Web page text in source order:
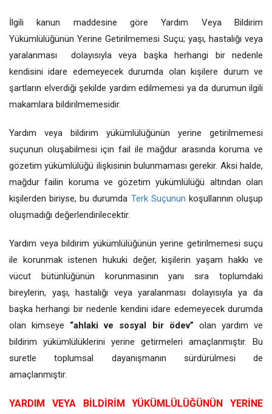
İlgili kanun maddesine göre Yardım Veya Bildirim
Yükümlülüğünün Yerine Getirilmemesi Suçu; yaşı, hastalığı veya
yaralanması dolayısıyla veya başka herhangi bir nedenle
kendisini idare edemeyecek durumda olan kişilere durum ve
şartların elverdiği şekilde yardım edilmemesi ya da durumun ilgili
makamlara bildirilmemesidir.
Yardım veya bildirim yükümlülüğünün yerine getirilmemesi
suçunun oluşabilmesi için fail ile mağdur arasında koruma ve
gözetim yükümlülüğü ilişkisinin bulunmaması gerekir. Aksi halde,
mağdur failin koruma ve gözetim yükümlülüğü altından olan
kişilerden biriyse, bu durumda Terk Suçunun koşullarının oluşup
oluşmadığı değerlendirilecektir.
Yardım veya bildirim yükümlülüğünün yerine getirilmemesi suçu
ile korunmak istenen hukuki değer, kişilerin yaşam hakkı ve
vücut bütünlüğünün korunmasının yanı sıra toplumdaki
bireylerin, yaşı, hastalığı veya yaralanması dolayısıyla ya da
başka herhangi bir nedenle kendini idare edemeyecek durumda
olan kimseye “ahlaki ve sosyal bir ödev” olan yardım ve
bildirim yükümlülüklerini yerine getirmeleri amaçlanmıştır. Bu
suretle toplumsal dayanışmanın sürdürülmesi de
amaçlanmıştır.
YARDIM VEYA BİLDİRİM YÜKÜMLÜLÜĞÜNÜN YERİNE